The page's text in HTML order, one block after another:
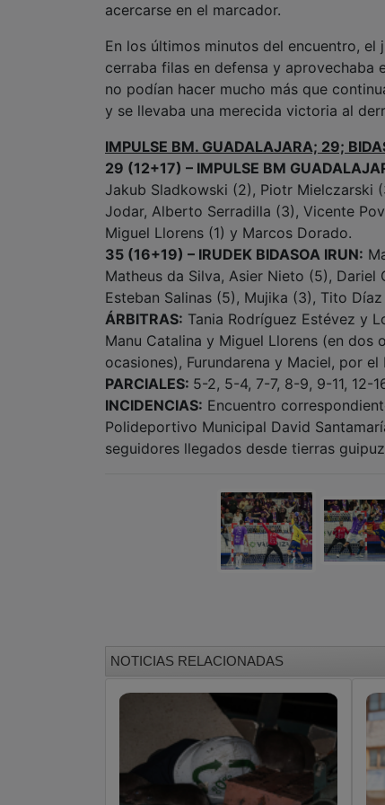
acercarse en el marcador.
En los últimos minutos del encuentro,
cerraba filas en defensa y aprovechaba
no podían hacer mucho más que
y se llevaba una merecida victoria al
IMPULSE BM. GUADALAJARA; 29;
29 (12+17) – IMPULSE BM
Jakub Sladkowski (2), Piotr
Jodar, Alberto Serradilla (3), Vicente
Miguel Llorens (1) y Marcos Dorado.
35 (16+19) – IRUDEK BIDASOA IRUN:
Matheus da Silva, Asier Nieto (5), Dariel
Esteban Salinas (5), Mujika (3), Tito
ÁRBITRAS: Tania Rodríguez Estévez y
Manu Catalina y Miguel Llorens (en dos
ocasiones), Furundarena y Maciel, por el
PARCIALES: 5-2, 5-4, 7-7, 8-9, 9-11, 12-
INCIDENCIAS: Encuentro
Polideportivo Municipal David
seguidores llegados desde tierras
NOTICIAS RELACIONADAS